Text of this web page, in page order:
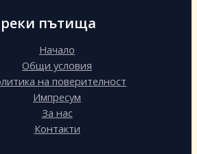
пътища
Начало
Общи условия
на поверителност
Импресум
За нас
Контакти